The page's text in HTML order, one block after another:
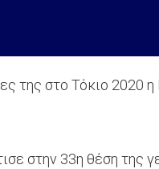
της στο Τόκιο 2020
στην 33η θέση της